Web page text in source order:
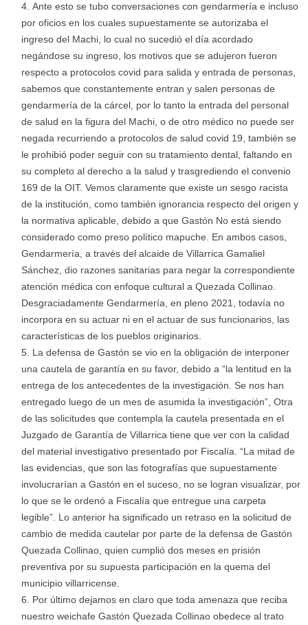
Ante esto se tubo conversaciones con gendarmería e incluso
por oficios en los cuales supuestamente se autorizaba el
ingreso del Machi, lo cual no sucedió el día acordado
negándose su ingreso, los motivos que se adujeron fueron
respecto a protocolos covid para salida y entrada de personas,
sabemos que constantemente entran y salen personas de
gendarmería de la cárcel, por lo tanto la entrada del personal
de salud en la figura del Machi, o de otro médico no puede ser
negada recurriendo a protocolos de salud covid 19, también se
le prohibió poder seguir con su tratamiento dental, faltando en
su completo al derecho a la salud y trasgrediendo el convenio
169 de la OIT. Vemos claramente que existe un sesgo racista
de la institución, como también ignorancia respecto del origen y
la normativa aplicable, debido a que Gastón No está siendo
considerado como preso político mapuche. En ambos casos,
Gendarmería, a través del alcaide de Villarrica Gamaliel
Sánchez, dio razones sanitarias para negar la correspondiente
atención médica con enfoque cultural a Quezada Collinao.
Desgraciadamente Gendarmería, en pleno 2021, todavía no
incorpora en su actuar ni en el actuar de sus funcionarios, las
características de los pueblos originarios.
La defensa de Gastón se vio en la obligación de interponer
una cautela de garantía en su favor, debido a “la lentitud en la
entrega de los antecedentes de la investigación. Se nos han
entregado luego de un mes de asumida la investigación”, Otra
de las solicitudes que contempla la cautela presentada en el
Juzgado de Garantía de Villarrica tiene que ver con la calidad
del material investigativo presentado por Fiscalía. “La mitad de
las evidencias, que son las fotografías que supuestamente
involucrarían a Gastón en el suceso, no se logran visualizar, por
lo que se le ordenó a Fiscalía que entregue una carpeta
legible”. Lo anterior ha significado un retraso en la solicitud de
cambio de medida cautelar por parte de la defensa de Gastón
Quezada Collinao, quien cumplió dos meses en prisión
preventiva por su supuesta participación en la quema del
municipio villarricense.
Por último dejamos en claro que toda amenaza que reciba
nuestro weichafe Gastón Quezada Collinao obedece al trato